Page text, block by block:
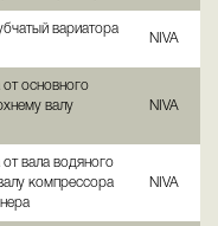
вариатора
NIVA
от основного
валу
NIVA
от вала водяного
компрессора
NIVA